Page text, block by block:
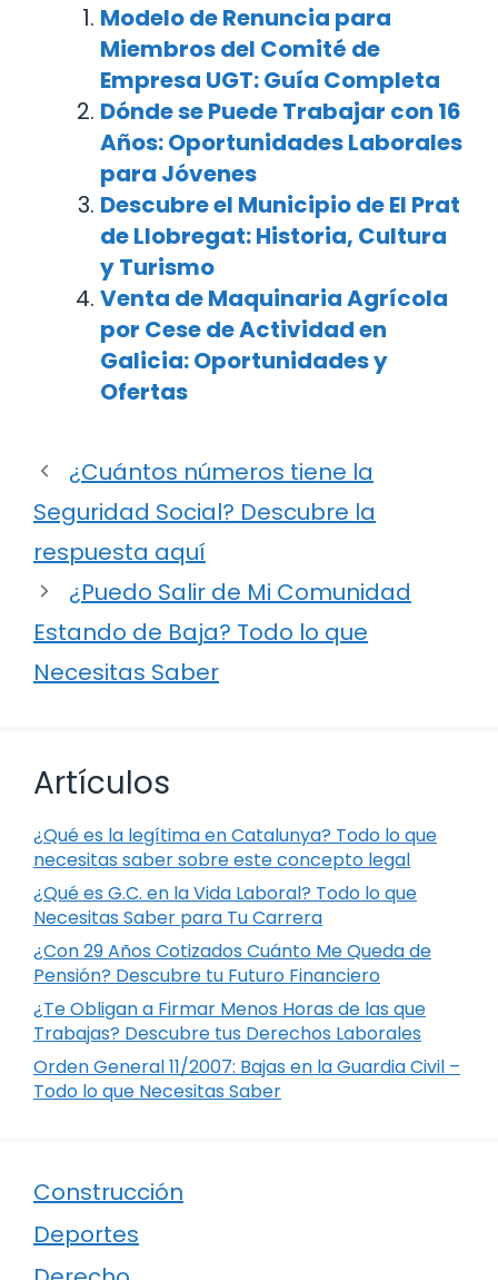
Modelo de Renuncia para
Miembros del Comité de
Empresa UGT: Guía Completa
Dónde se Puede Trabajar con 16
Años: Oportunidades Laborales
para Jóvenes
Descubre el Municipio de El Prat
de Llobregat: Historia, Cultura
y Turismo
Venta de Maquinaria Agrícola
por Cese de Actividad en
Galicia: Oportunidades y
Ofertas
¿Cuántos números tiene la
Seguridad Social? Descubre la
respuesta aquí
¿Puedo Salir de Mi Comunidad
Estando de Baja? Todo lo que
Necesitas Saber
Artículos
¿Qué es la legítima en Catalunya? Todo lo que
necesitas saber sobre este concepto legal
¿Qué es G.C. en la Vida Laboral? Todo lo que
Necesitas Saber para Tu Carrera
¿Con 29 Años Cotizados Cuánto Me Queda de
Pensión? Descubre tu Futuro Financiero
¿Te Obligan a Firmar Menos Horas de las que
Trabajas? Descubre tus Derechos Laborales
Orden General 11/2007: Bajas en la Guardia Civil –
Todo lo que Necesitas Saber
Construcción
Deportes